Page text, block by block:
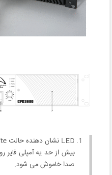
بیش از حد یه آمپلی فایر
صدا خاموش می شود.